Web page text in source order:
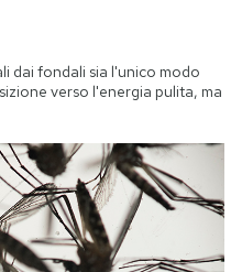
dai fondali sia l'unico modo
verso l'energia pulita, ma